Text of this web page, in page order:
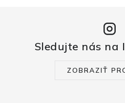
Sledujte nás na
ZOBRAZIŤ